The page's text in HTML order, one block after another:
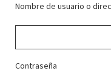
Nombre de usuario o
Contraseña